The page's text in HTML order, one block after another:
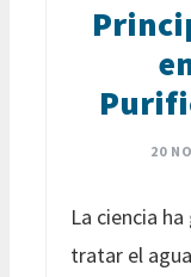
20
La ciencia
tratar el